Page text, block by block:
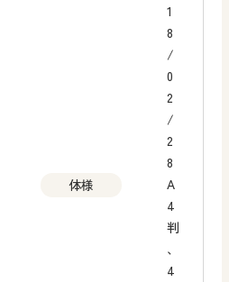
1
8
/
0
2
/
2
8
体様
A
4
判
、
4